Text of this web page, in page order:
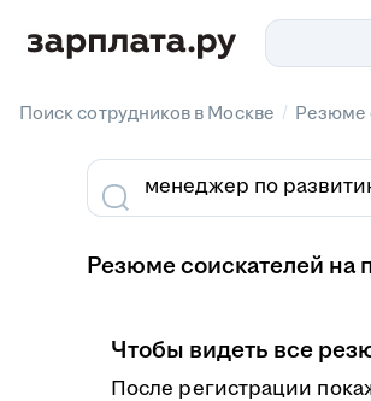
Поиск сотрудников в Москве / Резюме
Резюме соискателей
Чтобы видеть все
После регистрации